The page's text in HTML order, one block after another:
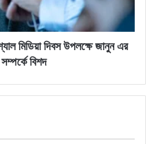
দিবস উপলক্ষে জানুন এর
বিশদ